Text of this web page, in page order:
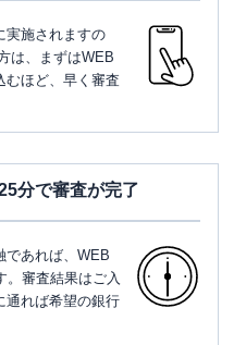
実施されますの
は、まずはWEB
むほど、早く審査
分で審査が完了
であれば、WEB
。審査結果はご入
通れば希望の銀行